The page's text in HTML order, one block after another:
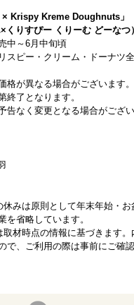
× Krispy Kreme Doughnuts」
×くりすぴー くりーむ どーなつ）
中～6月中旬頃
スピー・クリーム・ドーナツ
格が異なる場合がございます。
終了となります。
告なく変更となる場合がござ
休みは原則として年末年始・
を省略しています。
取材時点の情報に基づきます
で、ご利用の際は事前にご確認